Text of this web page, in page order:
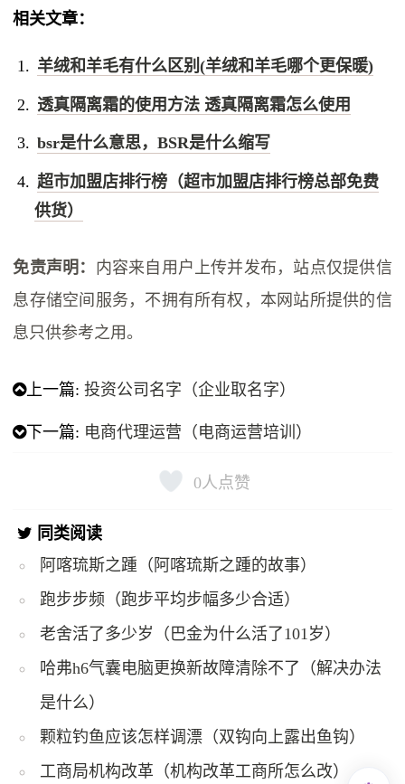
相关文章：
羊绒和羊毛有什么区别(羊绒和羊毛哪个更保暖)
透真隔离霜的使用方法 透真隔离霜怎么使用
bsr是什么意思，BSR是什么缩写
超市加盟店排行榜（超市加盟店排行榜总部免费
供货）
免责声明： 内容来自用户上传并发布，站点仅提供信
息存储空间服务，不拥有所有权，本网站所提供的信
息只供参考之用。
上一篇:投资公司名字（企业取名字）
下一篇: 电商代理运营（电商运营培训）
0人点赞
同类阅读
阿喀琉斯之踵（阿喀琉斯之踵的故事）
跑步步频（跑步平均步幅多少合适）
老舍活了多少岁（巴金为什么活了101岁）
哈弗h6气囊电脑更换新故障清除不了（解决办法
是什么）
颗粒钓鱼应该怎样调漂（双钩向上露出鱼钩）
工商局机构改革（机构改革工商所怎么改）